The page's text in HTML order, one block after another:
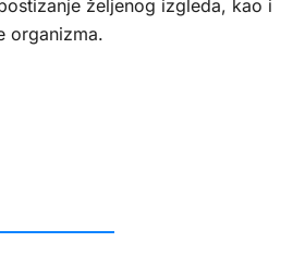
željenog izgleda, kao i
organizma.